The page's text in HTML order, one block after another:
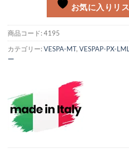
お気に入りリ
商品コード:4195
カテゴリー:VESPA-MT, VESPAP-PX-
ー